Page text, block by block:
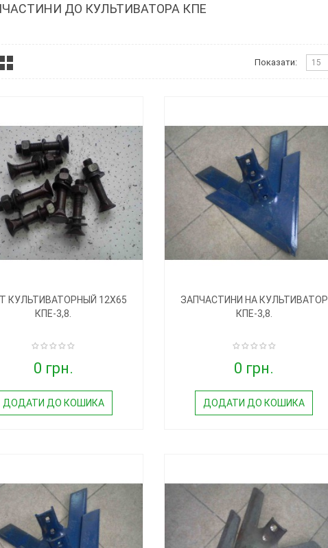
ДО КУЛЬТИВАТОРА КПЕ
Показати:
КУЛЬТИВАТОРНЫЙ 12Х65
КПЕ-3,8.
0 грн.
ДОДАТИ ДО КОШИКА
ЗАПЧАСТИНИ НА КУЛЬТИВАТОР
КПЕ-3,8.
0 грн.
ДОДАТИ ДО КОШИКА